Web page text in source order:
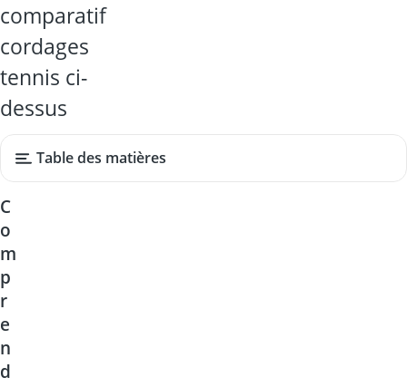
comparatif
cordages
tennis ci-
dessus
Table des matières
C
o
m
p
r
e
n
d